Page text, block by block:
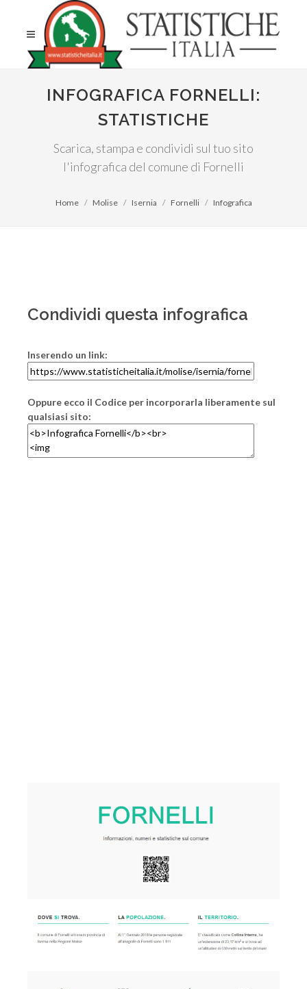
INFOGRAFICA FORNELLI:
STATISTICHE
Scarica, stampa e condividi sul tuo sito
l'infografica del comune di Fornelli
Home Molise Isernia Fornelli Infografica
Condividi questa infografica
Inserendo un link:
Oppure ecco il Codice per incorporarla liberamente sul
qualsiasi sito: